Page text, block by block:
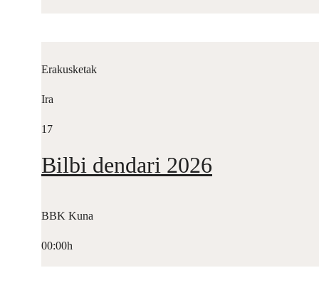
Erakusketak
Ira
17
Bilbi dendari 2026
BBK Kuna
00:00h